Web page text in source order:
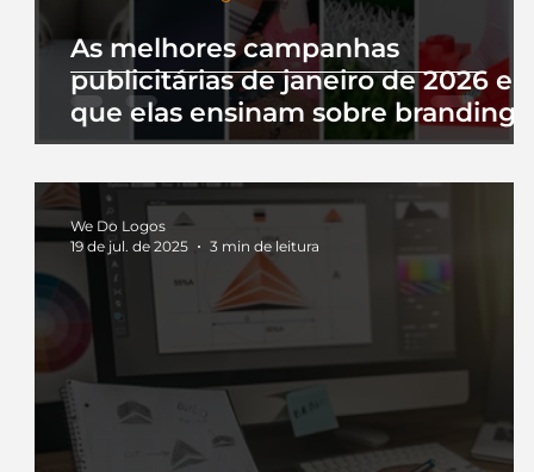
As melhores campanhas
publicitárias de janeiro de 2026 e
que elas ensinam sobre branding
We Do Logos
19 de jul. de 2025
3 min de leitura